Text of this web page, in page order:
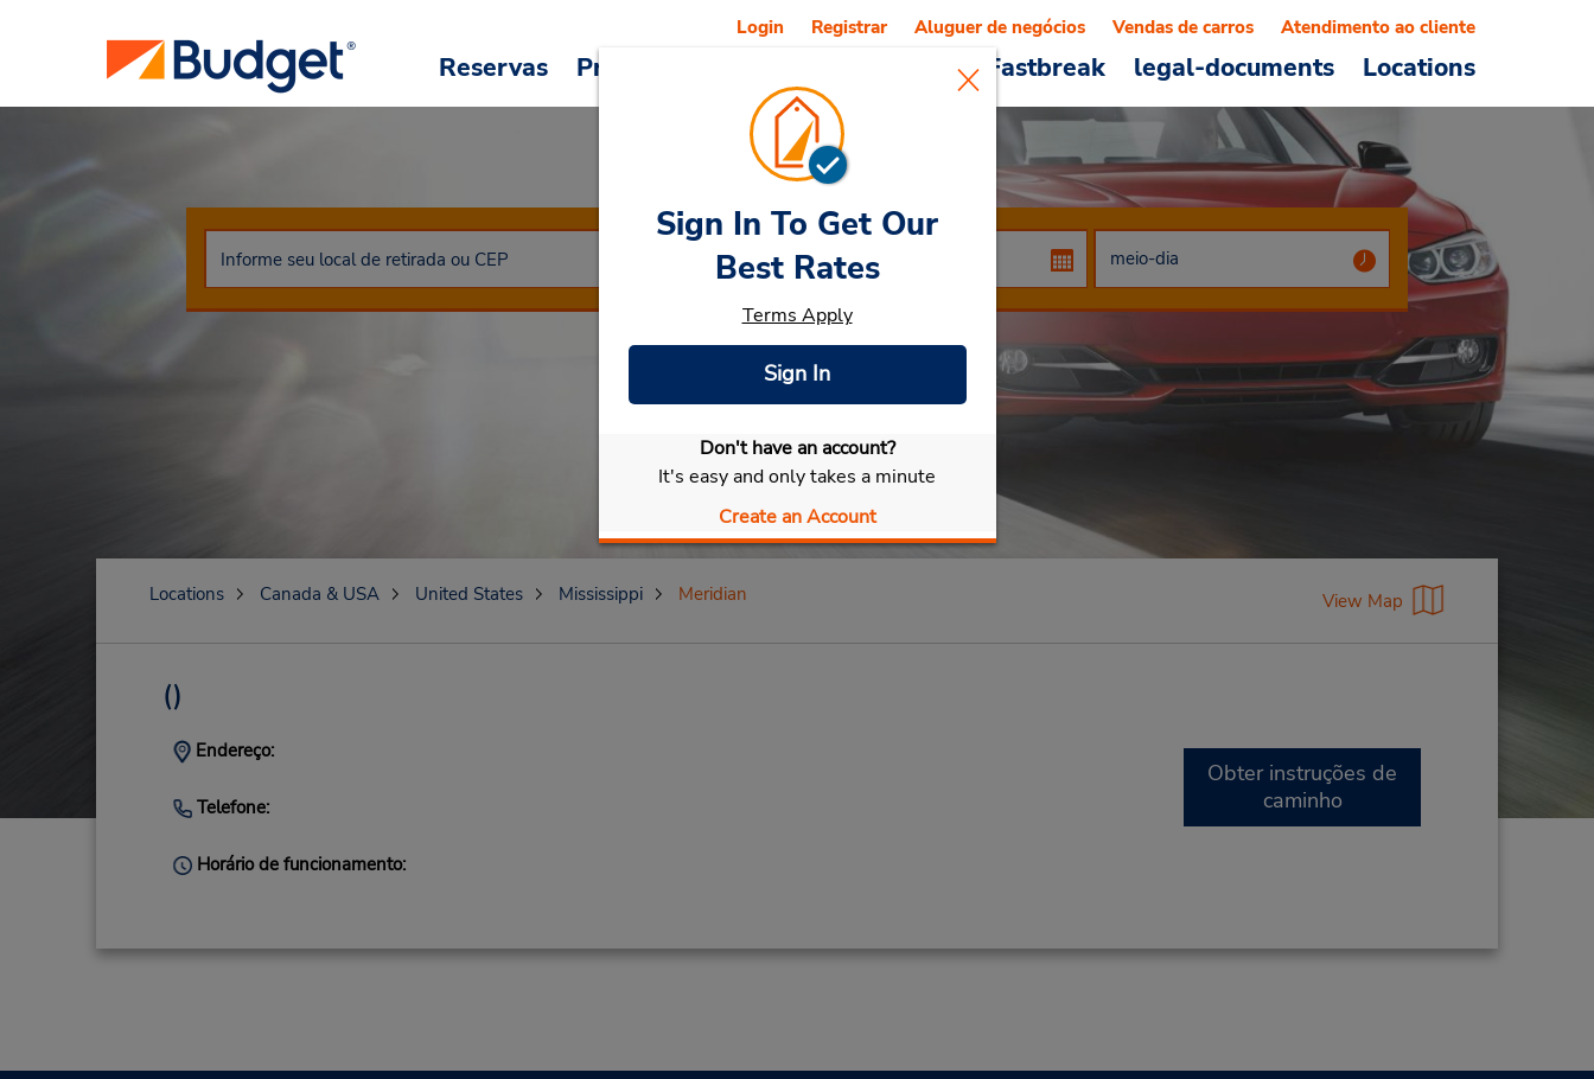
Reservas Promoções Veículos e serviços Fastbreak legal-documents Locations
Login Registrar Aluguer de negócios Vendas de carros Atendimento ao cliente
Rent a Car
Selecionar meu carro
Sign In To Get Our
Best Rates
Terms Apply
Sign In
Don't have an account?
It's easy and only takes a minute
Create an Account
Locations Canada & USA United States Mississippi Meridian View Map
()
Endereço:
Telefone:
Horário de funcionamento:
Obter instruções de
caminho